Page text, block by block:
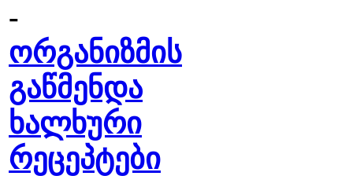
-
ორგანიზმის
გაწმენდა
ხალხური
რეცეპტები